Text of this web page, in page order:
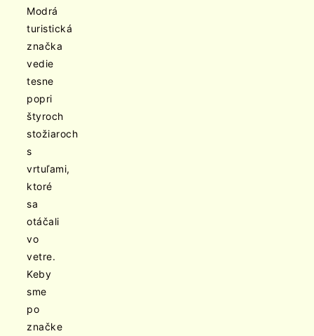
Modrá
turistická
značka
vedie
tesne
popri
štyroch
stožiaroch
s
vrtuľami,
ktoré
sa
otáčali
vo
vetre.
Keby
sme
po
značke